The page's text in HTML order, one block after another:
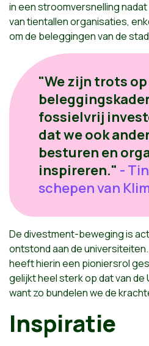
in een stroomversnelling
van tientallen organisaties,
om de beleggingen van de
"We zijn trots
fossielvrij
dat we ook
besturen en
inspireren." -
schepen van
De divestment-beweging is
ontstond aan de
heeft hierin een pioniersrol
gelijkt heel sterk op dat van de
want zo bundelen we de
Inspiratie